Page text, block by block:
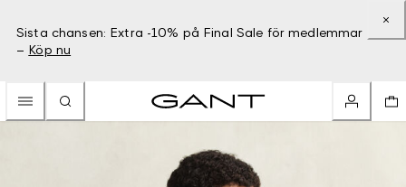
Sista chansen: Extra -10% på Final Sale för medlemmar
– Köp nu